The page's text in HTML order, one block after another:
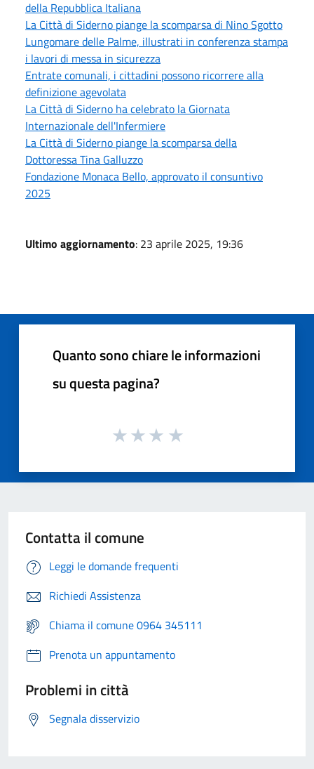
della Repubblica Italiana
La Città di Siderno piange la scomparsa di Nino Sgotto
Lungomare delle Palme, illustrati in conferenza stampa
i lavori di messa in sicurezza
Entrate comunali, i cittadini possono ricorrere alla
definizione agevolata
La Città di Siderno ha celebrato la Giornata
Internazionale dell'Infermiere
La Città di Siderno piange la scomparsa della
Dottoressa Tina Galluzzo
Fondazione Monaca Bello, approvato il consuntivo
2025
Ultimo aggiornamento: 23 aprile 2025, 19:36
Quanto sono chiare le informazioni
su questa pagina?
Contatta il comune
Leggi le domande frequenti
Richiedi Assistenza
Chiama il comune 0964 345111
Prenota un appuntamento
Problemi in città
Segnala disservizio